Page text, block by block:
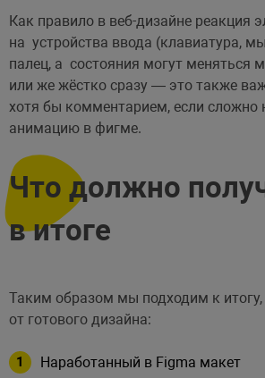
Как правило в веб-дизайне реакция
на устройства ввода (клавиатура,
палец, а состояния могут меняться
или же жёстко сразу — это также
хотя бы комментарием, если сложно
анимацию в фигме.
Что должно
в итоге
Таким образом мы подходим к итогу,
от готового дизайна:
Наработанный в Figma макет